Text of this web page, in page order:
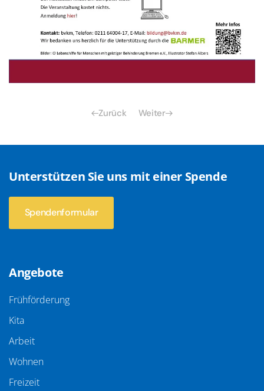
Zurück Weiter
Unterstützen Sie uns mit einer Spende
Spendenformular
Angebote
Frühförderung
Kita
Arbeit
Wohnen
Freizeit